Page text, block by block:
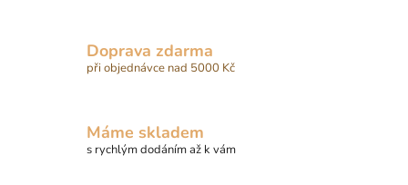
á
d
í
p
Doprava zdarma
při objednávce nad 5000 Kč
Máme skladem
s rychlým dodáním až k vám